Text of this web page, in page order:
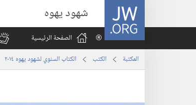
JW.ORG شهود يهوه
الصفحة الرئيسية
المكتبة الكتب الكتاب السنوي لشهود يهوه ٢٠١٤